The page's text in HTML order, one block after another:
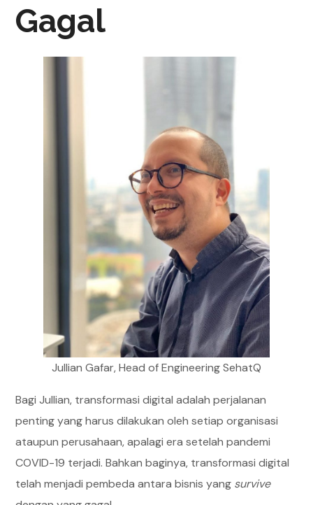
Gagal
Jullian Gafar, Head of Engineering SehatQ
Bagi Jullian, transformasi digital adalah perjalanan
penting yang harus dilakukan oleh setiap organisasi
ataupun perusahaan, apalagi era setelah pandemi
COVID-19 terjadi. Bahkan baginya, transformasi digital
telah menjadi pembeda antara bisnis yang survive